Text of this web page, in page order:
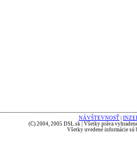
NÁVŠTEVNOSŤ
(C) 2004, 2005 DSL.sk | Všetky práva
Všetky uvedené informácie sú